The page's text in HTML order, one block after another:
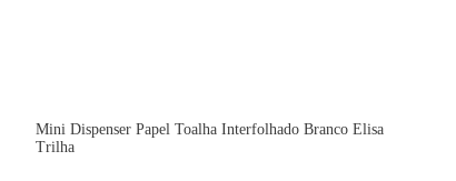
Mini Dispenser Papel Toalha Interfolhado Branco Elisa
Trilha